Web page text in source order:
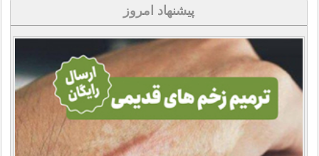
پیشنهاد امروز